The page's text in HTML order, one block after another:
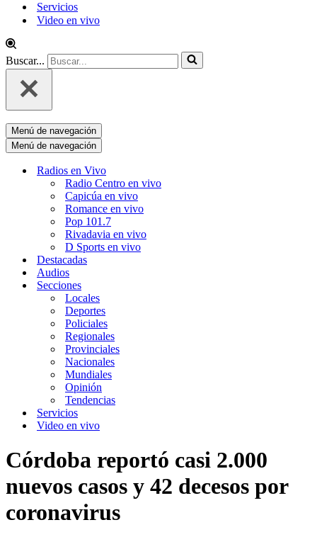
Servicios
Video en vivo
Buscar...
Menú de navegación
Menú de navegación
Radios en Vivo
Radio Centro en vivo
Capicúa en vivo
Romance en vivo
Pop 101.7
Rivadavia en vivo
D Sports en vivo
Destacadas
Audios
Secciones
Locales
Deportes
Policiales
Regionales
Provinciales
Nacionales
Mundiales
Opinión
Tendencias
Servicios
Video en vivo
Córdoba reportó casi 2.000
nuevos casos y 42 decesos por
coronavirus